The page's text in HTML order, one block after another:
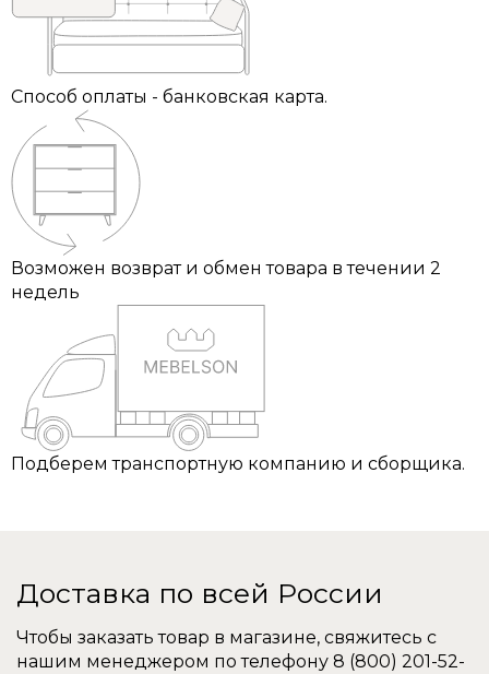
Способ оплаты - банковская карта.
Возможен возврат и обмен товара в течении 2
недель
Подберем транспортную компанию и сборщика.
Доставка по всей России
Чтобы заказать товар в магазине, свяжитесь с
нашим менеджером по телефону 8 (800) 201-52-